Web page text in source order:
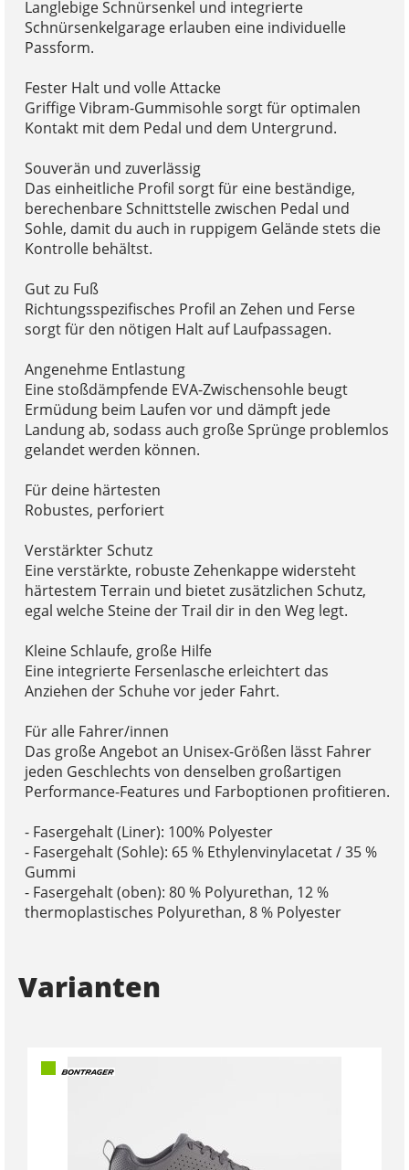
Langlebige Schnürsenkel und integrierte
Schnürsenkelgarage erlauben eine individuelle
Passform.
Fester Halt und volle Attacke
Griffige Vibram-Gummisohle sorgt für optimalen
Kontakt mit dem Pedal und dem Untergrund.
Souverän und zuverlässig
Das einheitliche Profil sorgt für eine beständige,
berechenbare Schnittstelle zwischen Pedal und
Sohle, damit du auch in ruppigem Gelände stets die
Kontrolle behältst.
Gut zu Fuß
Richtungsspezifisches Profil an Zehen und Ferse
sorgt für den nötigen Halt auf Laufpassagen.
Angenehme Entlastung
Eine stoßdämpfende EVA-Zwischensohle beugt
Ermüdung beim Laufen vor und dämpft jede
Landung ab, sodass auch große Sprünge problemlos
gelandet werden können.
Für deine härtesten
Robustes, perforiert
Verstärkter Schutz
Eine verstärkte, robuste Zehenkappe widersteht
härtestem Terrain und bietet zusätzlichen Schutz,
egal welche Steine der Trail dir in den Weg legt.
Kleine Schlaufe, große Hilfe
Eine integrierte Fersenlasche erleichtert das
Anziehen der Schuhe vor jeder Fahrt.
Für alle Fahrer/innen
Das große Angebot an Unisex-Größen lässt Fahrer
jeden Geschlechts von denselben großartigen
Performance-Features und Farboptionen profitieren.
- Fasergehalt (Liner): 100% Polyester
- Fasergehalt (Sohle): 65 % Ethylenvinylacetat / 35 %
Gummi
- Fasergehalt (oben): 80 % Polyurethan, 12 %
thermoplastisches Polyurethan, 8 % Polyester
Varianten